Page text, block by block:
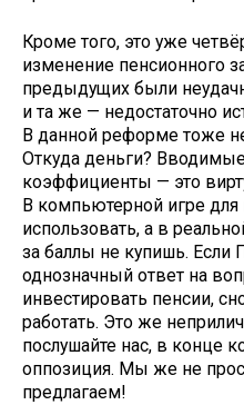
Кроме того, это уже
изменение пенсионного
предыдущих были
и та же — недостаточно
В данной реформе тоже
Откуда деньги?
коэффициенты — это
В компьютерной игре
использовать, а в
за баллы не купишь. Если
однозначный ответ на
инвестировать пенсии,
работать. Это же
послушайте нас, в конце
оппозиция. Мы же не
предлагаем!